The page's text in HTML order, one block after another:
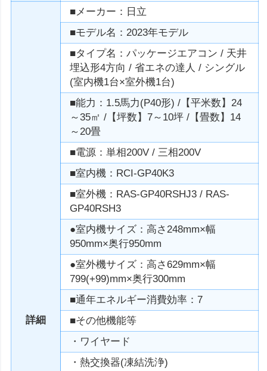
詳細
■メーカー：日立
■モデル名：2023年モデル
■タイプ名：パッケージエアコン / 天井
埋込形4方向 / 省エネの達人 / シングル
(室内機1台×室外機1台)
■能力：1.5馬力(P40形) /【平米数】24
～35㎡ /【坪数】7～10坪 /【畳数】14
～20畳
■電源：単相200V / 三相200V
■室内機：RCI-GP40K3
■室外機：RAS-GP40RSHJ3 / RAS-
GP40RSH3
●室内機サイズ：高さ248mm×幅
950mm×奥行950mm
●室外機サイズ：高さ629mm×幅
799(+99)mm×奥行300mm
■通年エネルギー消費効率：7
■その他機能等
・ワイヤード
・熱交換器(凍結洗浄)